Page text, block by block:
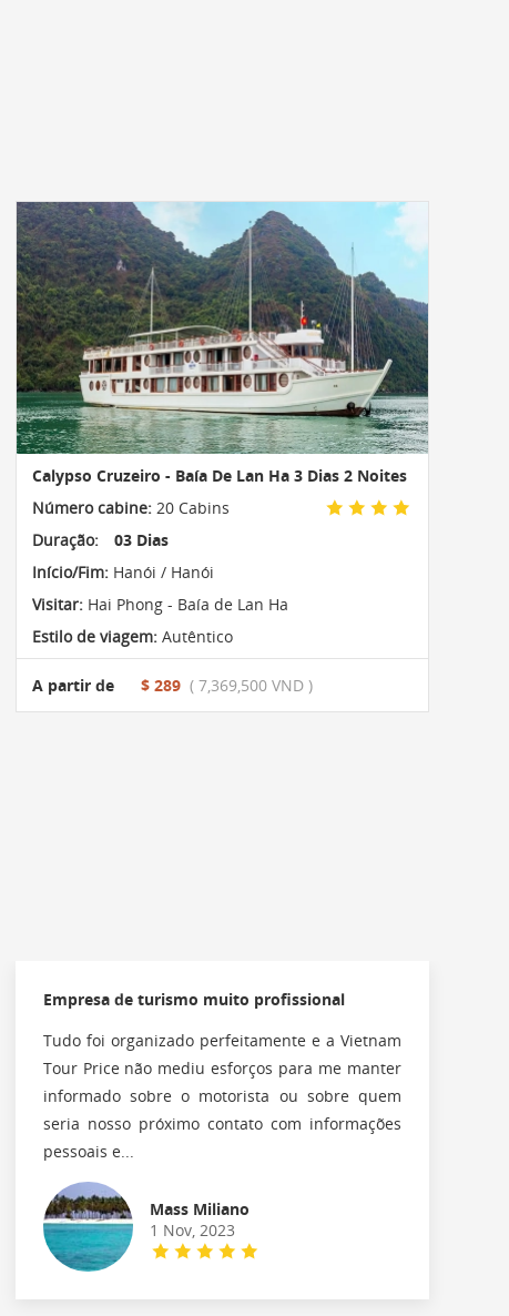
Calypso Cruzeiro - Baía De Lan Ha 3 Dias 2 Noites
Número cabine:20 Cabins
Duração:
03 Dias
Início/Fim:Hanói / Hanói
Visitar:Hai Phong - Baía de Lan Ha
Estilo de viagem:Autêntico
A partir de $ 289 ( 7,369,500 VND )
Empresa de turismo muito profissional
Tudo foi organizado perfeitamente e a Vietnam
Tour Price não mediu esforços para me manter
informado sobre o motorista ou sobre quem
seria nosso próximo contato com informações
pessoais e...
Mass Miliano
1 Nov, 2023